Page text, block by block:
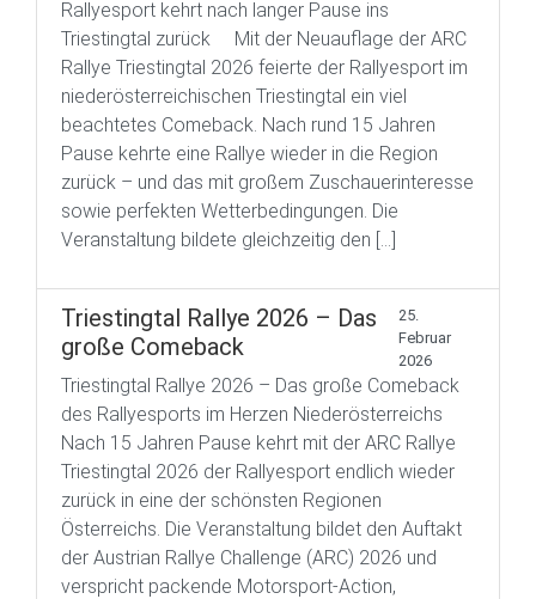
Rallyesport kehrt nach langer Pause ins
Triestingtal zurück Mit der Neuauflage der ARC
Rallye Triestingtal 2026 feierte der Rallyesport im
niederösterreichischen Triestingtal ein viel
beachtetes Comeback. Nach rund 15 Jahren
Pause kehrte eine Rallye wieder in die Region
zurück – und das mit großem Zuschauerinteresse
sowie perfekten Wetterbedingungen. Die
Veranstaltung bildete gleichzeitig den […]
Triestingtal Rallye 2026 – Das
große Comeback
25.
Februar
2026
Triestingtal Rallye 2026 – Das große Comeback
des Rallyesports im Herzen Niederösterreichs
Nach 15 Jahren Pause kehrt mit der ARC Rallye
Triestingtal 2026 der Rallyesport endlich wieder
zurück in eine der schönsten Regionen
Österreichs. Die Veranstaltung bildet den Auftakt
der Austrian Rallye Challenge (ARC) 2026 und
verspricht packende Motorsport-Action,